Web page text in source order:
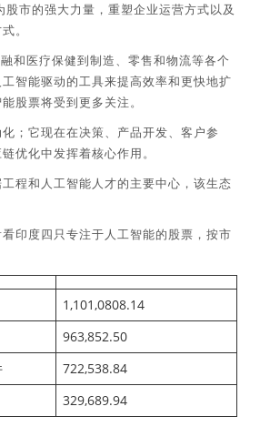
股市的强大力量，重塑企业运营方式以及
。
和医疗保健到制造、零售和物流等各个
智能驱动的工具来提高效率和更快地扩
股票将受到更多关注。
；它现在在决策、产品开发、客户参
优化中发挥着核心作用。
程和人工智能人才的主要中心，该生态
印度四只专注于人工智能的股票，按市
1,101,0808.14
963,852.50
722,538.84
329,689.94